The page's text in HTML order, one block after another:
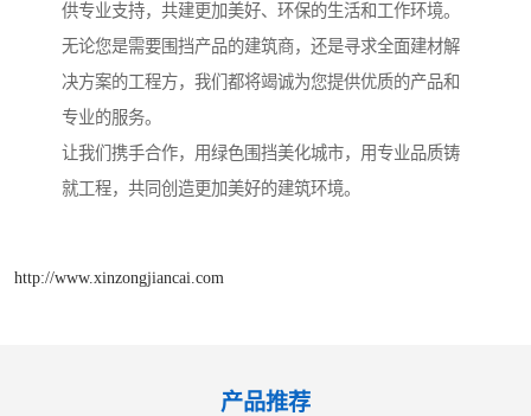
供专业支持，共建更加美好、环保的生活和工作环境。
无论您是需要围挡产品的建筑商，还是寻求全面建材解
决方案的工程方，我们都将竭诚为您提供优质的产品和
专业的服务。
让我们携手合作，用绿色围挡美化城市，用专业品质铸
就工程，共同创造更加美好的建筑环境。
http://www.xinzongjiancai.com
产品推荐